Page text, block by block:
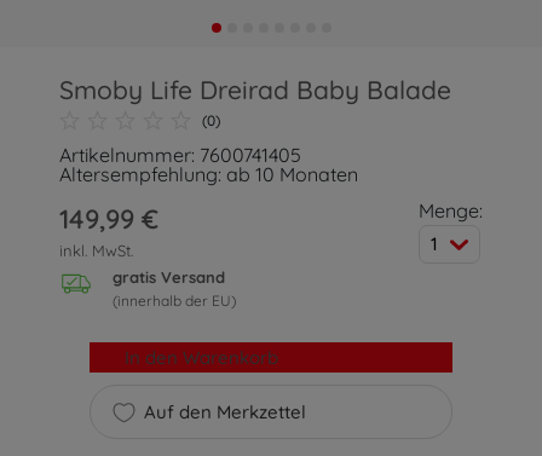
Smoby Life Dreirad Baby Balade
(0)
Artikelnummer: 7600741405
Altersempfehlung: ab 10 Monaten
149,99 €
inkl. MwSt.
gratis Versand
(innerhalb der EU)
Menge:
1
Auf den Merkzettel
In den Warenkorb